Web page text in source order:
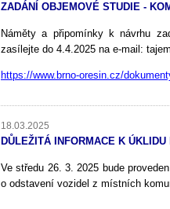
ZADÁNÍ OBJEMOVÉ STUDIE -
Náměty a připomínky k návrhu
zasílejte do 4.4.2025 na e-mail:
https://www.brno-oresin.cz/
18.03.2025
DŮLEŽITÁ INFORMACE K ÚKLIDU
Ve středu 26. 3. 2025 bude
o odstavení vozidel z místních